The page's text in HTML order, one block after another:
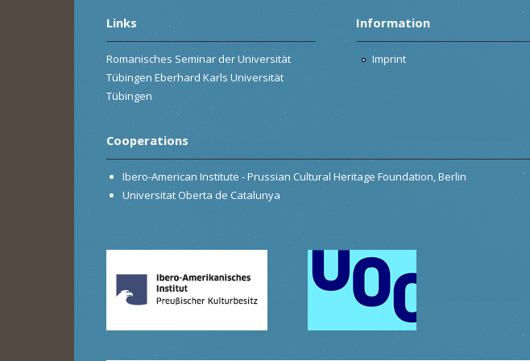
Links
Romanisches Seminar der Universität
Tübingen Eberhard Karls Universität
Tübingen
Information
Imprint
Cooperations
Ibero-American Institute - Prussian Cultural Heritage Foundation, Berlin
Universitat Oberta de Catalunya